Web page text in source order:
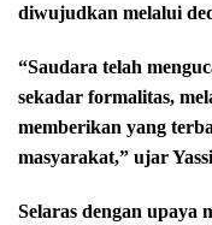
diwujudkan melalui
“Saudara telah
sekadar formalitas,
memberikan yang
masyarakat,” ujar
Selaras dengan upaya